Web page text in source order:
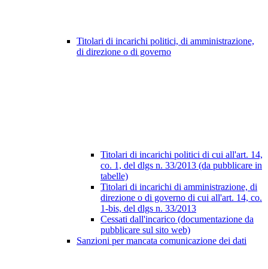
Titolari di incarichi politici, di amministrazione,
di direzione o di governo
Titolari di incarichi politici di cui all'art. 14,
co. 1, del dlgs n. 33/2013 (da pubblicare in
tabelle)
Titolari di incarichi di amministrazione, di
direzione o di governo di cui all'art. 14, co.
1-bis, del dlgs n. 33/2013
Cessati dall'incarico (documentazione da
pubblicare sul sito web)
Sanzioni per mancata comunicazione dei dati